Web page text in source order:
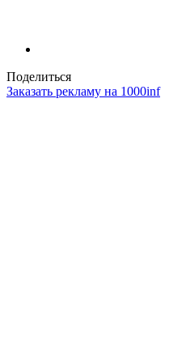
Поделиться
Заказать рекламу на 1000inf